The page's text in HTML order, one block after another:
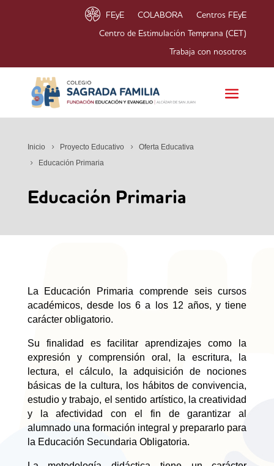
FEyE COLABORA Centros FEyE
Centro de Estimulación Temprana (CET)
Trabaja con nosotros
Inicio Proyecto Educativo
Oferta Educativa
Educación Primaria
Educación Primaria
La Educación Primaria comprende seis cursos
académicos, desde los 6 a los 12 años, y tiene
carácter obligatorio.
Su finalidad es facilitar aprendizajes como la
expresión y comprensión oral, la escritura, la
lectura, el cálculo, la adquisición de nociones
básicas de la cultura, los hábitos de convivencia,
estudio y trabajo, el sentido artístico, la creatividad
y la afectividad con el fin de garantizar al
alumnado una formación integral y prepararlo para
la Educación Secundaria Obligatoria.